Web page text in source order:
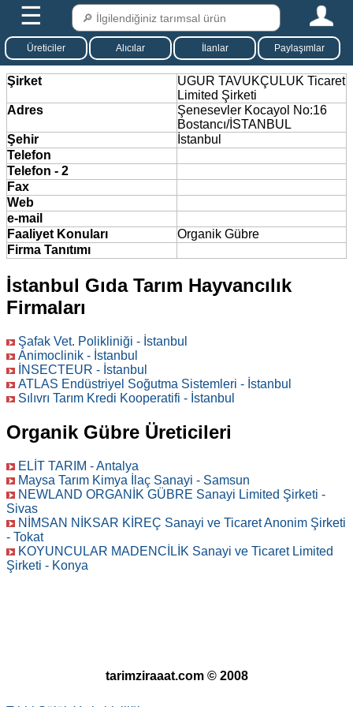
☰
Üreticiler Alıcılar İlanlar Paylaşımlar
Şirket
UGUR TAVUKÇULUK Ticaret
Limited Şirketi
Adres
Şenesevler Kocayol No:16
Bostancı/İSTANBUL
Şehir
İstanbul
Telefon
Telefon - 2
Fax
Web
e-mail
Faaliyet Konuları
Organik Gübre
Firma Tanıtımı
İstanbul Gıda Tarım Hayvancılık
Firmaları
Şafak Vet. Polikliniği - İstanbul
Animoclinik - İstanbul
İNSECTEUR - İstanbul
ATLAS Endüstriyel Soğutma Sistemleri - İstanbul
Sılıvrı Tarım Kredi Kooperatifi - İstanbul
Organik Gübre Üreticileri
ELİT TARIM - Antalya
Maysa Tarım Kimya İlaç Sanayi - Samsun
NEWLAND ORGANİK GÜBRE Sanayi Limited Şirketi -
Sivas
NİMSAN NİKSAR KİREÇ Sanayi ve Ticaret Anonim Şirketi
- Tokat
KOYUNCULAR MADENCİLİK Sanayi ve Ticaret Limited
Şirketi - Konya
tarimziraaat.com © 2008